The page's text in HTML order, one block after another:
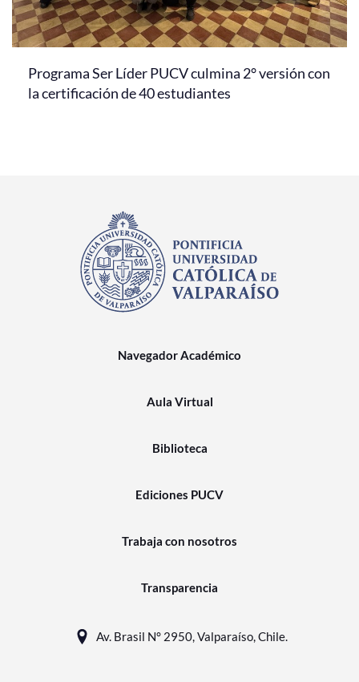
Programa Ser Líder PUCV culmina 2° versión con
la certificación de 40 estudiantes
Navegador Académico
Aula Virtual
Biblioteca
Ediciones PUCV
Trabaja con nosotros
Transparencia
Av. Brasil N° 2950, Valparaíso, Chile.